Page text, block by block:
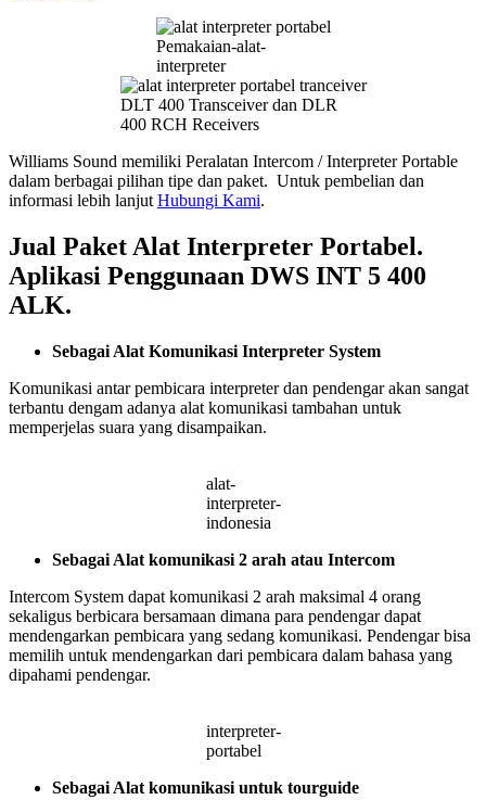
Pemakaian-alat-
interpreter
DLT 400 Transceiver dan DLR
400 RCH Receivers
Williams Sound memiliki Peralatan Intercom / Interpreter Portable
dalam berbagai pilihan tipe dan paket. Untuk pembelian dan
informasi lebih lanjut Hubungi Kami.
Jual Paket Alat Interpreter Portabel.
Aplikasi Penggunaan DWS INT 5 400
ALK.
Sebagai Alat Komunikasi Interpreter System
Komunikasi antar pembicara interpreter dan pendengar akan sangat
terbantu dengam adanya alat komunikasi tambahan untuk
memperjelas suara yang disampaikan.
alat-
interpreter-
indonesia
Sebagai Alat komunikasi 2 arah atau Intercom
Intercom System dapat komunikasi 2 arah maksimal 4 orang
sekaligus berbicara bersamaan dimana para pendengar dapat
mendengarkan pembicara yang sedang komunikasi. Pendengar bisa
memilih untuk mendengarkan dari pembicara dalam bahasa yang
dipahami pendengar.
interpreter-
portabel
Sebagai Alat komunikasi untuk tourguide